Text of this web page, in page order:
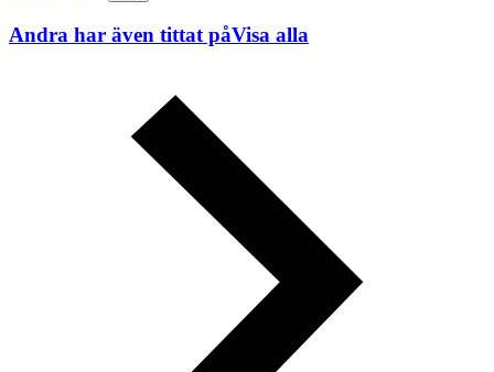
Andra har även tittat påVisa alla